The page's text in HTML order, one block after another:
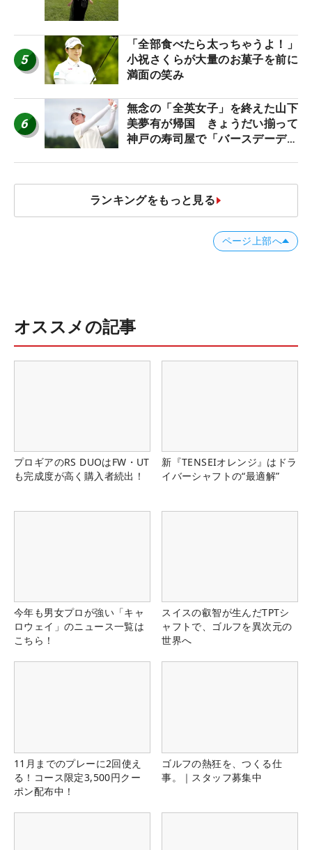
5
「全部食べたら太っちゃうよ！」
小祝さくらが大量のお菓子を前に
満面の笑み
6
無念の「全英女子」を終えた山下
美夢有が帰国 きょうだい揃って
神戸の寿司屋で「バースデーディ
ランキングをもっと見る
ページ上部へ
オススメの記事
プロギアのRS DUOはFW・UT
も完成度が高く購入者続出！
新『TENSEIオレンジ』はドラ
イバーシャフトの“最適解”
今年も男女プロが強い「キャ
ロウェイ」のニュース一覧は
こちら！
スイスの叡智が生んだTPTシ
ャフトで、ゴルフを異次元の
世界へ
11月までのプレーに2回使え
る！コース限定3,500円クー
ポン配布中！
ゴルフの熱狂を、つくる仕
事。｜スタッフ募集中